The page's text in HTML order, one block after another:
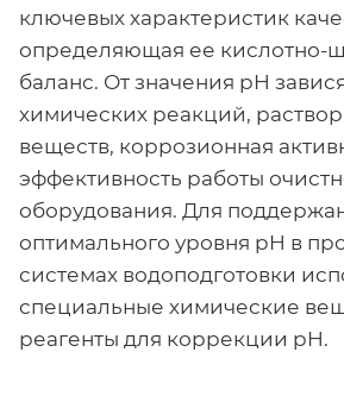
ключевых характеристик
определяющая ее кислотно-
баланс. От значения pH
химических реакций,
веществ, коррозионная
эффективность работы
оборудования. Для
оптимального уровня pH в
системах водоподготовки
специальные химические
реагенты для коррекции pH.